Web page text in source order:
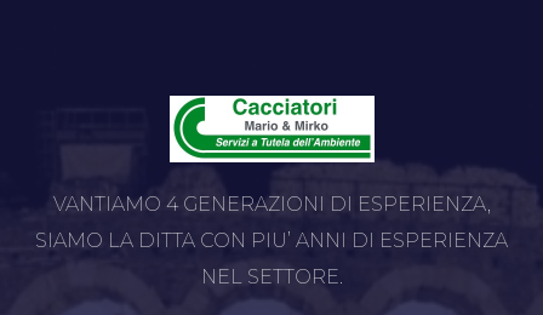
VANTIAMO 4 GENERAZIONI DI ESPERIENZA,
SIAMO LA DITTA CON PIU’ ANNI DI ESPERIENZA
NEL SETTORE.